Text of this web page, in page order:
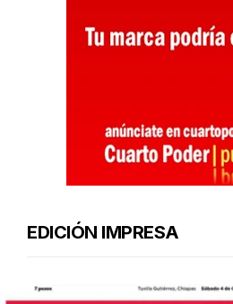
EDICIÓN IMPRESA